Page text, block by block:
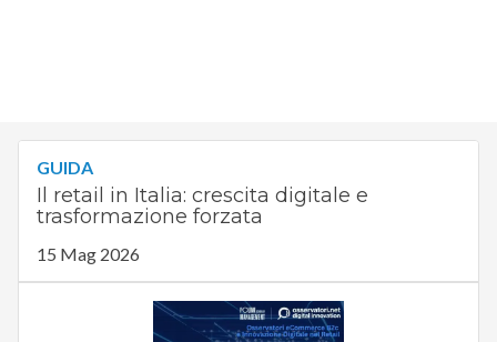
GUIDA
Il retail in Italia: crescita digitale e
trasformazione forzata
15 Mag 2026